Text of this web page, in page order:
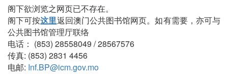
阁下欲浏览之网页已不存在。
阁下可按这里返回澳门公共图书馆网页。如有需要，亦可与
公共图书馆管理厅联络
电话： (853) 28558049 / 28567576
传真: (853) 2831 4456
电邮: Inf.BP@icm.gov.mo